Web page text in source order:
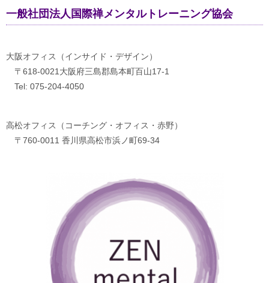
一般社団法人国際禅メンタルトレーニング協会
大阪オフィス（インサイド・デザイン）
〒618-0021大阪府三島郡島本町百山17-1
Tel: 075-204-4050
高松オフィス（コーチング・オフィス・赤野）
〒760-0011 香川県高松市浜ノ町69-34